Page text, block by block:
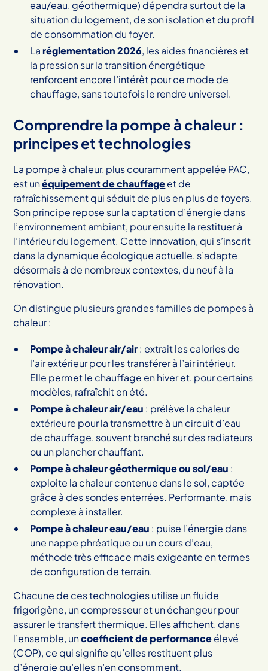
eau/eau, géothermique) dépendra surtout de la
situation du logement, de son isolation et du profil
de consommation du foyer.
Laréglementation 2026, les aides financières et
la pression sur la transition énergétique
renforcent encore l’intérêt pour ce mode de
chauffage, sans toutefois le rendre universel.
Comprendre la pompe à chaleur :
principes et technologies
La pompe à chaleur, plus couramment appelée PAC,
est unéquipement de chauffageet de
rafraîchissement qui séduit de plus en plus de foyers.
Son principe repose sur la captation d’énergie dans
l’environnement ambiant, pour ensuite la restituer à
l’intérieur du logement. Cette innovation, qui s’inscrit
dans la dynamique écologique actuelle, s’adapte
désormais à de nombreux contextes, du neuf à la
rénovation.
On distingue plusieurs grandes familles de pompes à
chaleur :
Pompe à chaleur air/air: extrait les calories de
l’air extérieur pour les transférer à l’air intérieur.
Elle permet le chauffage en hiver et, pour certains
modèles, rafraîchit en été.
Pompe à chaleur air/eau : prélève la chaleur
extérieure pour la transmettre à un circuit d’eau
de chauffage, souvent branché sur des radiateurs
ou un plancher chauffant.
Pompe à chaleur géothermique ou sol/eau :
exploite la chaleur contenue dans le sol, captée
grâce à des sondes enterrées. Performante, mais
complexe à installer.
Pompe à chaleur eau/eau : puise l’énergie dans
une nappe phréatique ou un cours d’eau,
méthode très efficace mais exigeante en termes
de configuration de terrain.
Chacune de ces technologies utilise un fluide
frigorigène, un compresseur et un échangeur pour
assurer le transfert thermique. Elles affichent, dans
l’ensemble, uncoefficient de performanceélevé
(COP), ce qui signifie qu’elles restituent plus
d’énergie qu’elles n’en consomment.